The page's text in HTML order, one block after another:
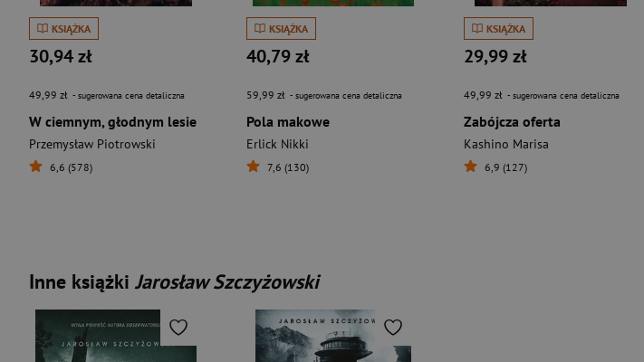
KSIĄŻKA
30,94 zł
49,99 zł - sugerowana cena detaliczna
W ciemnym, głodnym lesie
Przemysław Piotrowski
6,6 (578)
KSIĄŻKA
40,79 zł
59,99 zł - sugerowana cena detaliczna
Pola makowe
Erlick Nikki
7,6 (130)
KSIĄŻKA
29,99 zł
49,99 zł - sugerowana cena detaliczna
Zabójcza oferta
Kashino Marisa
6,9 (127)
Inne książkiJarosław Szczyżowski